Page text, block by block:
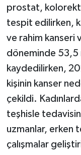
prostat,
tespit edilirken,
ve rahim kanseri
döneminde 53,5
kaydedilirken,
kişinin kanser
çekildi.
teşhisle
uzmanlar, erken
çalışmalar
Televizyon
Turizm
Yaşam